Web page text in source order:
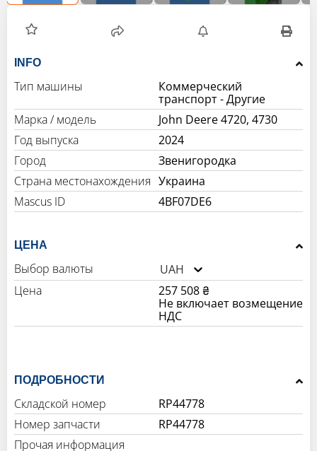
INFO
Тип машины
Коммерческий
транспорт - Другие
Марка / модель
John Deere 4720, 4730
Год выпуска
2024
Город
Звенигородка
Страна местонахождения Украина
Mascus ID
4BF07DE6
ЦЕНА
Выбор валюты
UAH
Цена
257 508 ₴
Не включает возмещение
НДС
ПОДРОБНОСТИ
Складской номер
RP44778
Номер запчасти
RP44778
Прочая информация